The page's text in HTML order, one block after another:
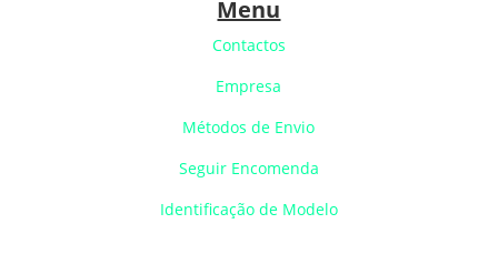
Menu
Contactos
Empresa
Métodos de Envio
Seguir Encomenda
Identificação de Modelo